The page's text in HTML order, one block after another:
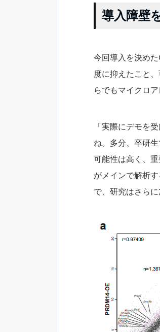
導入障壁
今回導入を決め
度に抑えたこと
らでもマイクロ
「実際にデモを
ね。多分、卒研
可能性は高く、
がメインで解析
で、研究はさらに